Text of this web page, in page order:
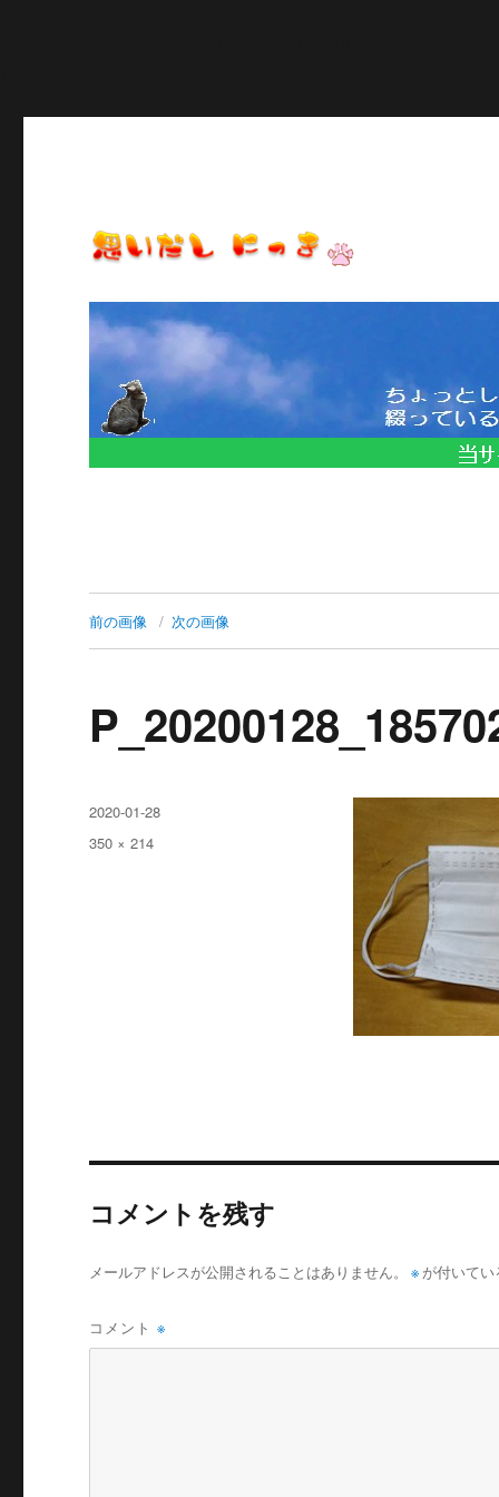
思いだし にっき
前の画像 次の画像
投
稿
2020-01-28
フ
350 × 214
コメントを残す
メールアドレスが公開されることはありません。 ※ が付いて
コメント※